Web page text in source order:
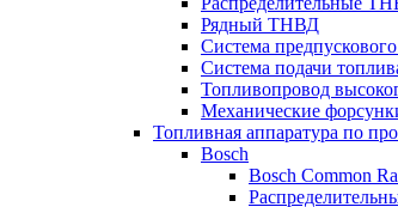
Рядный ТНВД
Система
Система подачи
Топливопровод
Механические
Топливная аппаратура по
Bosch
Bosch Common